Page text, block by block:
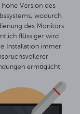
hohe Version des
wodurch
des Monitors
flüssiger wird
Installation immer
ermöglicht.